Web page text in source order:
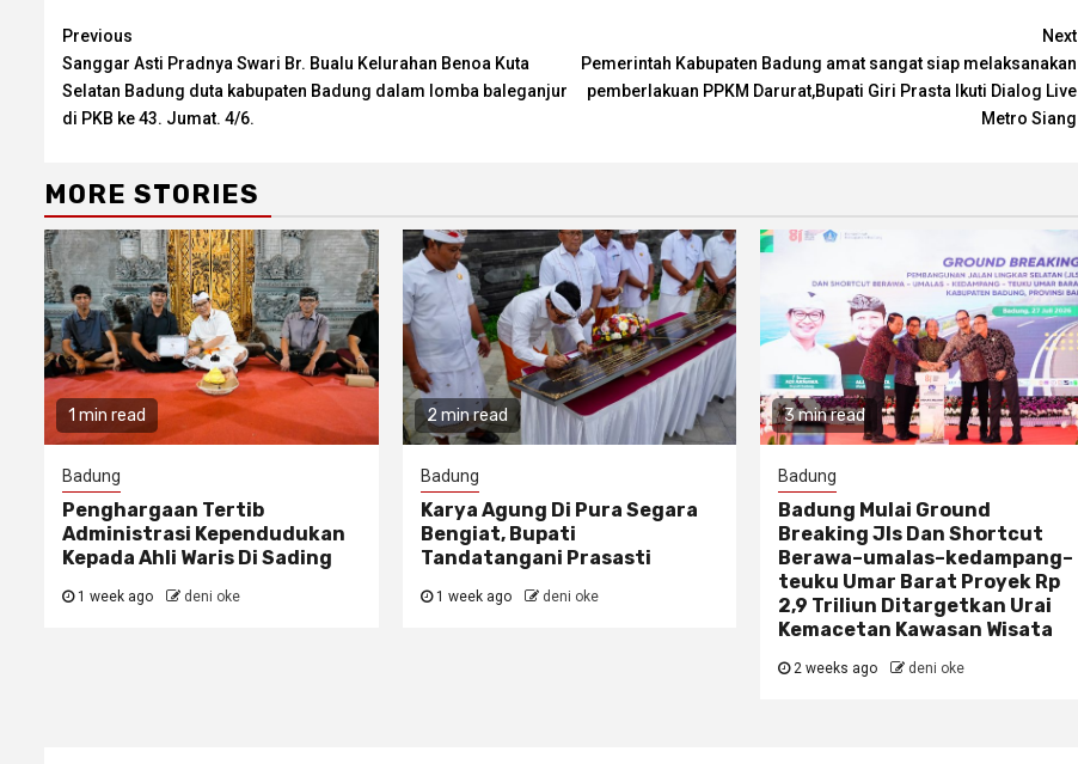
Continue
Reading
Previous
Sanggar Asti Pradnya Swari Br. Bualu Kelurahan Benoa Kuta
Selatan Badung duta kabupaten Badung dalam lomba baleganjur
di PKB ke 43. Jumat. 4/6.
Next
Pemerintah Kabupaten Badung amat sangat siap melaksanakan
pemberlakuan PPKM Darurat,Bupati Giri Prasta Ikuti Dialog Live
Metro Siang
MORE STORIES
1 min read
Badung
Penghargaan Tertib
Administrasi Kependudukan
Kepada Ahli Waris Di Sading
1 week ago deni oke
2 min read
Badung
Karya Agung Di Pura Segara
Bengiat, Bupati
Tandatangani Prasasti
1 week ago deni oke
3 min read
Badung
Badung Mulai Ground
Breaking Jls Dan Shortcut
Berawa–umalas–kedampang–
teuku Umar Barat Proyek Rp
2,9 Triliun Ditargetkan Urai
Kemacetan Kawasan Wisata
2 weeks ago deni oke